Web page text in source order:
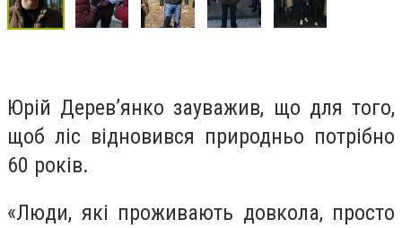
Юрій Дерев’янко зауважив, що для того,
щоб ліс відновився природньо потрібно
60 років.
«Люди, які проживають довкола, просто